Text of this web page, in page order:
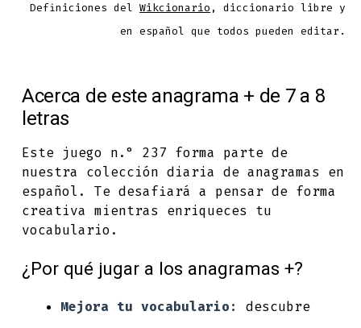
Definiciones delWikcionario , diccionario libre y
en español que todos pueden editar.
Acerca de este anagrama + de 7 a 8
letras
Este juego n.° 237 forma parte de
nuestra colección diaria de anagramas en
español. Te desafiará a pensar de forma
creativa mientras enriqueces tu
vocabulario.
¿Por qué jugar a los anagramas +?
Mejora tu vocabulario:
descubre